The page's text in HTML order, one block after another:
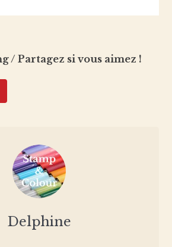
/ Partagez si vous aimez !
Delphine